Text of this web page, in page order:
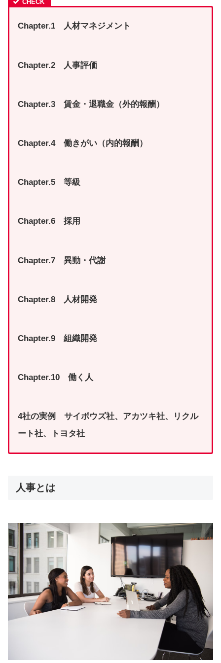
Chapter.1 人材マネジメント
Chapter.2 人事評価
Chapter.3 賃金・退職金（外的報酬）
Chapter.4 働きがい（内的報酬）
Chapter.5 等級
Chapter.6 採用
Chapter.7 異動・代謝
Chapter.8 人材開発
Chapter.9 組織開発
Chapter.10 働く人
4社の実例 サイボウズ社、アカツキ社、リクル
ート社、トヨタ社
人事とは